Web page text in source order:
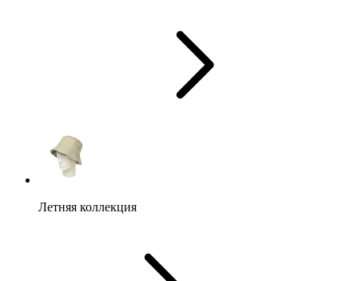
Летняя коллекция